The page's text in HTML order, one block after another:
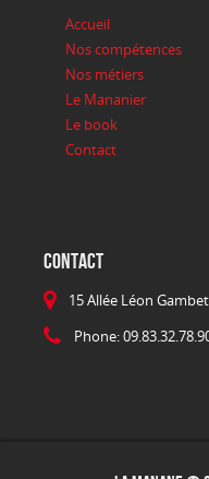
Accueil
Nos compétences
Nos métiers
Le Mananier
Le book
Contact
CONTACT
15 Allée Léon
Phone: